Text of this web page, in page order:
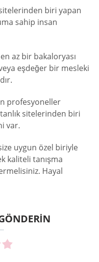
biri yapan
sahip insan
az bir bakaloryası
eşdeğer bir mesleki
profesyoneller
sitelerinden biri
var.
uygun özel biriyle
kaliteli tanışma
Hayal